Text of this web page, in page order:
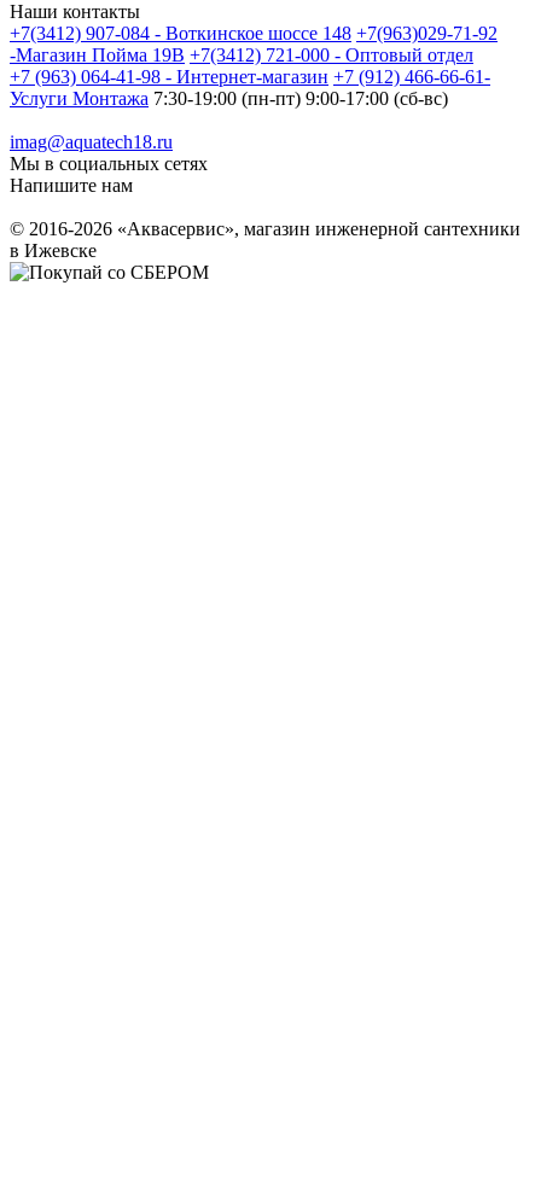
Наши контакты
+7(3412) 907-084 - Воткинское шоссе 148 +7(963)029-71-92
-Магазин Пойма 19В +7(3412) 721-000 - Оптовый отдел
+7 (963) 064-41-98 - Интернет-магазин +7 (912) 466-66-61-
Услуги Монтажа 7:30-19:00 (пн-пт) 9:00-17:00 (сб-вс)
imag@aquatech18.ru
Мы в социальных сетях
Напишите нам
© 2016-2026 «Аквасервис», магазин инженерной сантехники
в Ижевске